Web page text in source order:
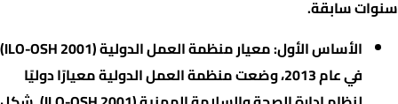
سنوات سابقة.
الأساس الأول: معيار منظمة العمل الدولية (ILO-OSH 2001)
في عام 2013، وضعت منظمة العمل الدولية معيارًا دوليًا